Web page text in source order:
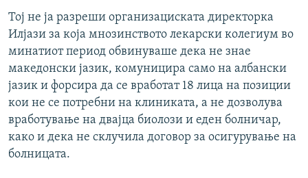
Тој не ја разреши организациската директорка
Илјази за која мнозинството лекарски колегиум во
минатиот период обвинуваше дека не знае
македонски јазик, комуницира само на албански
јазик и форсира да се вработат 18 лица на позиции
кои не се потребни на клиниката, а не дозволува
вработување на двајца биолози и еден болничар,
како и дека не склучила договор за осигурување на
болницата.